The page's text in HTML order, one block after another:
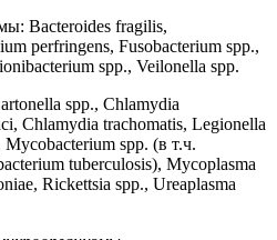
Bacteroides fragilis,
perfringens, Fusobacterium spp.,
spp., Veilonella spp.
spp., Chlamydia
Chlamydia trachomatis, Legionella
spp. (в т.ч.
tuberculosis), Mycoplasma
Rickettsia spp., Ureaplasma